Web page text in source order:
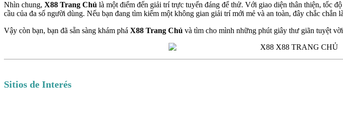
Nhìn chung, X88 Trang Chủ là một điểm đến giải trí trực tuyến đáng để thử. Với giao diện thân thiện, tốc
cầu của đa số người dùng. Nếu bạn đang tìm kiếm một không gian giải trí mới mẻ và an toàn, đây chắc chắn
Vậy còn bạn, bạn đã sẵn sàng khám phá X88 Trang Chủ và tìm cho mình những phút giây thư giãn tuyệt
Sitios de Interés